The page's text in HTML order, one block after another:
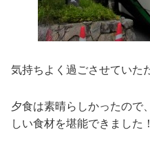
気持ちよく過ごさせていた
夕食は素晴らしかったので
しい食材を堪能できました